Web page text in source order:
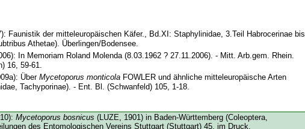
Faunistik der mitteleuropäischen Käfer., Bd.XI: Staphylinidae, 3.Teil Habrocerinae bis
Athetae). Überlingen/Bodensee.
In Memoriam Roland Molenda (8.03.1962 ? 27.11.2006). - Mitt. Arb.gem. Rhein.
16, 59-61.
Über Mycetoporus monticola FOWLER und ähnliche mitteleuropäische Arten
Tachyporinae). - Ent. Bl. (Schwanfeld) 105, 1-18.
Mycetoporus bosnicus (LUZE, 1901) in Baden-Württemberg (Coleoptera,
des Entomologischen Vereins Stuttgart (Stuttgart) 45, im Druck.